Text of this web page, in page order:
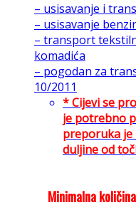
– usisavanje i
– usisavanje
– transport
komadića
– pogodan za
10/2011
* Cijevi se
je potrebno
preporuka je
duljine od
Minimalna